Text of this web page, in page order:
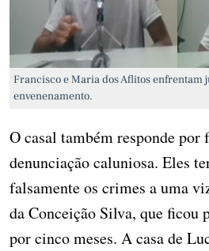
Francisco e Maria dos Aflitos enfrentam
envenenamento.
O casal também responde por
denunciação caluniosa. Eles
falsamente os crimes a uma
da Conceição Silva, que ficou
por cinco meses. A casa de